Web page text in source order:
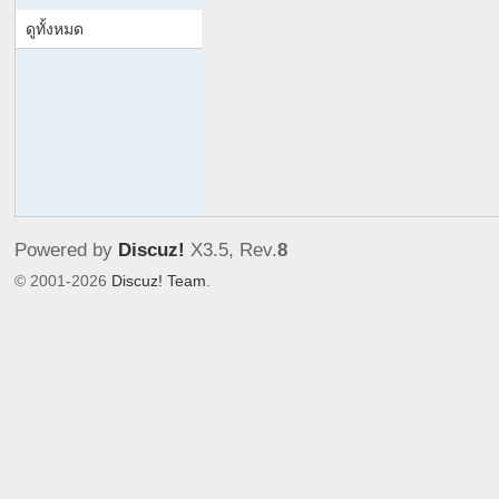
co
rc
u
m
ดูทั้งหมด
Powered by Discuz! X3.5, Rev.8
© 2001-2026 Discuz! Team